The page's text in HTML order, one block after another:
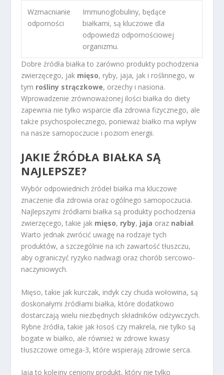
Wzmacnianie
odporności
Immunoglobuliny, będące
białkami, są kluczowe dla
odpowiedzi odpornościowej
organizmu.
Dobre źródła białka to zarówno produkty pochodzenia
zwierzęcego, jak mięso, ryby, jaja, jak i roślinnego, w
tym rośliny strączkowe, orzechy i nasiona.
Wprowadzenie zrównoważonej ilości białka do diety
zapewnia nie tylko wsparcie dla zdrowia fizycznego, ale
także psychospołecznego, ponieważ białko ma wpływ
na nasze samopoczucie i poziom energii.
JAKIE ŹRÓDŁA BIAŁKA SĄ
NAJLEPSZE?
Wybór odpowiednich źródeł białka ma kluczowe
znaczenie dla zdrowia oraz ogólnego samopoczucia.
Najlepszymi źródłami białka są produkty pochodzenia
zwierzęcego, takie jak mięso, ryby, jaja oraz nabiał.
Warto jednak zwrócić uwagę na rodzaje tych
produktów, a szczególnie na ich zawartość tłuszczu,
aby ograniczyć ryzyko nadwagi oraz chorób sercowo-
naczyniowych.
Mięso, takie jak kurczak, indyk czy chuda wołowina, są
doskonałymi źródłami białka, które dodatkowo
dostarczają wielu niezbędnych składników odżywczych.
Rybne źródła, takie jak łosoś czy makrela, nie tylko są
bogate w białko, ale również w zdrowe kwasy
tłuszczowe omega-3, które wspierają zdrowie serca.
Jaja to kolejny ceniony produkt, który nie tylko